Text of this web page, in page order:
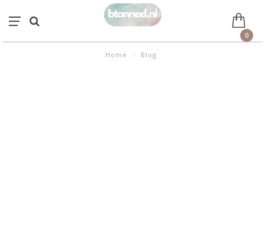
0
Home / Blog